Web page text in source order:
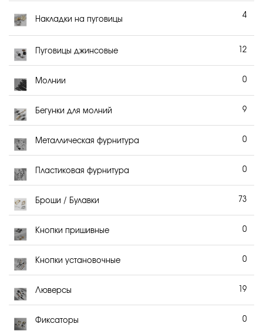
Накладки на пуговицы
4
Пуговицы джинсовые 12
Молнии 0
Бегунки для молний 9
Металлическая фурнитура 0
Пластиковая фурнитура 0
Броши / Булавки 73
Кнопки пришивные 0
Кнопки установочные 0
Люверсы 19
Фиксаторы 0